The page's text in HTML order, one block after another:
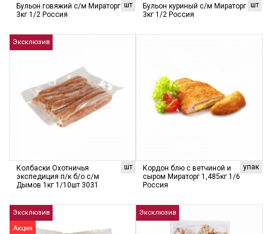
шт
Бульон говяжий с/м Мираторг
3кг 1/2 Россия
шт
Бульон куриный с/м Мираторг
3кг 1/2 Россия
Эксклюзив
шт
Колбаски Охотничья
экспедиция п/к б/о с/м
Дымов 1кг 1/10шт 3031
упак
Кордон блю с ветчиной и
сыром Мираторг 1,485кг 1/6
Россия
Эксклюзив
Акция
Эксклюзив